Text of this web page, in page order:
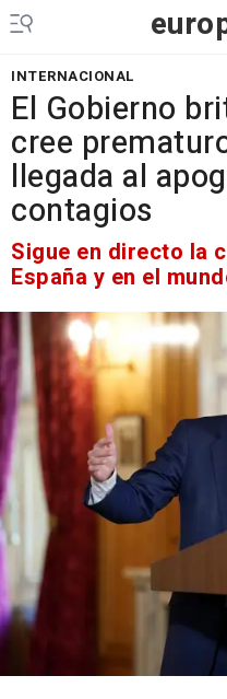
INTERNACIONAL
El Gobierno
cree
llegada al
contagios
Sigue en directo la
España y en el